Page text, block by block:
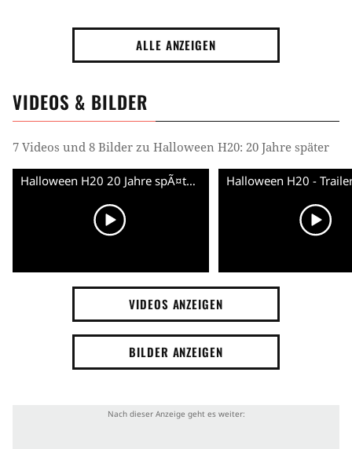
ALLE ANZEIGEN
VIDEOS & BILDER
7 Videos und 8 Bilder zu Halloween H20: 20 Jahre später
Halloween H20 20 Jahre spÃ¤ter Trailer (German)
VIDEOS ANZEIGEN
BILDER ANZEIGEN